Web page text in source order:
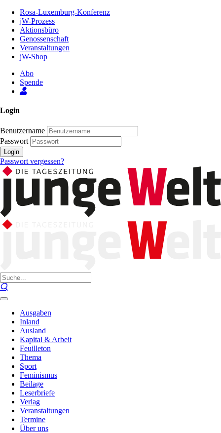
Inhalt
Seite
Rosa-Luxemburg-Konferenz
jW-Prozess
Aktionsbüro
Genossenschaft
Veranstaltungen
jW-Shop
Abo
Spende
Login
Benutzername
Passwort
Login
Passwort vergessen?
Ausgaben
Inland
Ausland
Kapital & Arbeit
Feuilleton
Thema
Sport
Feminismus
Beilage
Leserbriefe
Verlag
Veranstaltungen
Termine
Über uns